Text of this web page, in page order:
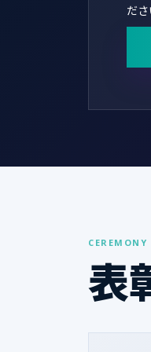
ださ
CEREMONY
表